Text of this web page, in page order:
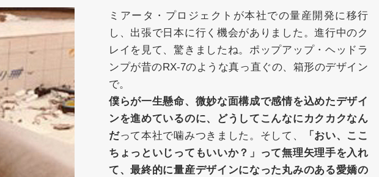
ミアータ・プロジェクトが本社での量産開発に移行
し、出張で日本に行く機会がありました。進行中のク
レイを見て、驚きましたね。ポップアップ・ヘッドラ
ンプが昔のRX-7のような真っ直ぐの、箱形のデザイン
で。
僕らが一生懸命、微妙な面構成で感情を込めたデザイ
ンを進めているのに、どうしてこんなにカクカクなん
だって本社で噛みつきました。そして、
「おい、ここ
ちょっといじってもいいか？」って無理矢理手を入れ
て、最終的に量産デザインになった丸みのある愛嬌の